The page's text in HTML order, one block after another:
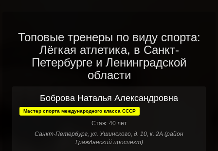
Топовые тренеры по виду спорта:
Лёгкая атлетика, в Санкт-
Петербурге и Ленинградской
области
Боброва Наталья Александровна
Мастер спорта международного класса СССР
Стаж: 40 лет
Санкт-Петербург, ул. Ушинского, д. 10, к. 2А (район
Гражданский проспект)